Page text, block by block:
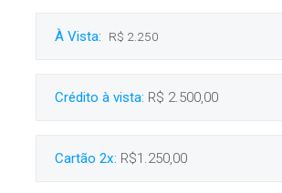
À Vista: R$ 2.250
Crédito à vista: R$ 2.500,00
Cartão 2x: R$1.250,00